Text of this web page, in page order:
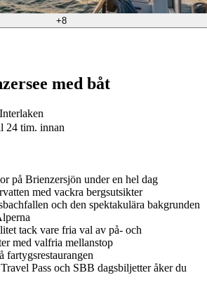
+8
med båt
Interlaken
24 tim. innan
på Brienzersjön under en hel dag
med vackra bergsutsikter
och den spektakulära bakgrunden
tack vare fria val av på- och
med valfria mellanstop
fartygsrestaurangen
Pass och SBB dagsbiljetter åker du